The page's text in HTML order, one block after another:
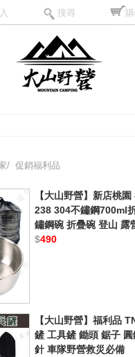
搜尋
/ 促銷福利品
【大山野營】新店桃
238 304不鏽鋼700ml
鏽鋼碗 折疊碗 登山 露
$490
【大山野營】福利品
鏟 工具鏟 鋤頭 鋸子
針 車隊野營救災必備